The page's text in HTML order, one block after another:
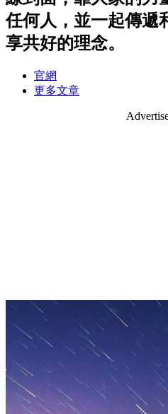
任何人，並一起傳遞
享共好的理念。
官網
更多文章